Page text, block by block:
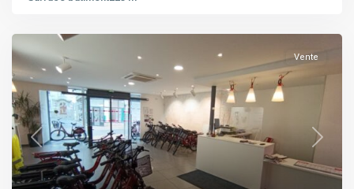
Previous Next
Vente